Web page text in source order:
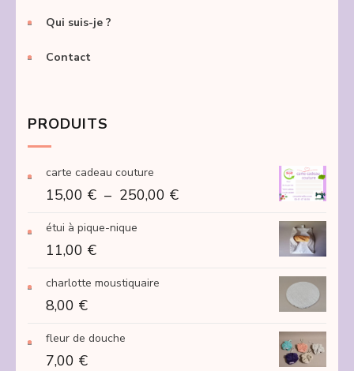
Qui suis-je ?
Contact
PRODUITS
carte cadeau couture
15,00 € – 250,00 €Plage
étui à pique-nique
11,00 €
charlotte moustiquaire
8,00 €
fleur de douche
7,00 €